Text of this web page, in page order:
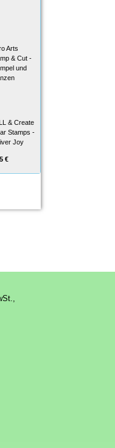
Arts
& Cut -
und
& Create
Stamps -
Joy
€